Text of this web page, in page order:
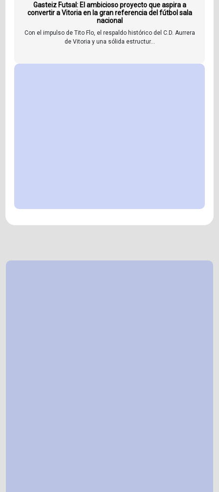
Gasteiz Futsal: El ambicioso proyecto que aspira a
convertir a Vitoria en la gran referencia del fútbol sala
nacional
Con el impulso de Tito Flo, el respaldo histórico del C.D. Aurrera
de Vitoria y una sólida estructur...